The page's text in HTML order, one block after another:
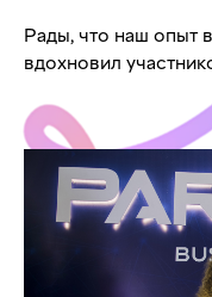
Рады, что наш опыт
вдохновил